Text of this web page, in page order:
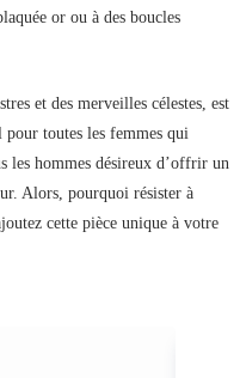
or ou à des boucles
et des merveilles célestes, est
pour toutes les femmes qui
les hommes désireux d’offrir un
Alors, pourquoi résister à
cette pièce unique à votre